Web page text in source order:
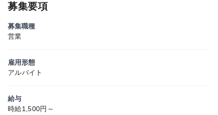
募集要項
募集職種
営業
雇用形態
アルバイト
給与
時給1,500円～